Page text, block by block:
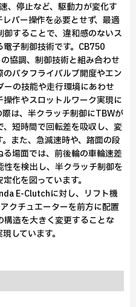
停止など、駆動力が変化す
バー操作を必要とせず、最適
することで、違和感のないス
子制御技術です。CB750
協調、制御技術と組み合わせ
バタフライバルブ開度やエン
の技能や走行環境にあわせ
作やスロットルワーク実現に
は、半クラッチ制御にTBWが
短時間で回転差を吸収し、変
また、急減速時や、路面の段
場面では、前後輪の車輪速差
を検出し、半クラッチ制御を
化を図っています。
E-Clutchに対し、リフト機
クチュエーターを前方に配置
造を大きく変更することな
しています。